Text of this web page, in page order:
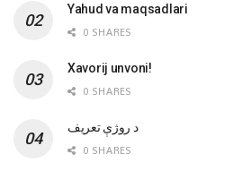
Yahud va maqsadlari
0 SHARES
Xavorij unvoni!
0 SHARES
‌د روژې تعریف
0 SHARES